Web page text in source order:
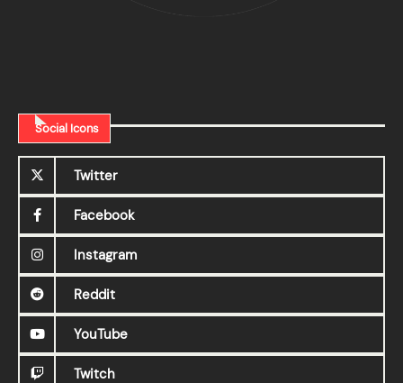
Social Icons
Twitter
Facebook
Instagram
Reddit
YouTube
Twitch